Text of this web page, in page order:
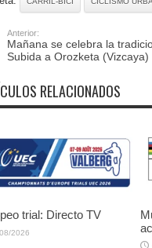
Anterior:
Mañana se celebra la
Subida a Orozketa (Vizcaya)
RELACIONADOS
trial: Directo TV
2026